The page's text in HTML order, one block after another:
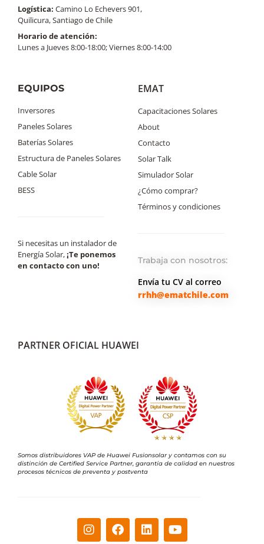
Logística: Camino Lo Echevers 901,
Quilicura, Santiago de Chile
Horario de atención:
Lunes a Jueves 8:00-18:00; Viernes 8:00-14:00
EQUIPOS
Inversores
Paneles Solares
Baterías Solares
Estructura de Paneles Solares
Cable Solar
BESS
Si necesitas un instalador de
Energía Solar,¡Te ponemos
en contacto con uno!
EMAT
Capacitaciones Solares
About
Contacto
Solar Talk
Simulador Solar
¿Cómo comprar?
Términos y condiciones
Trabaja con nosotros:
Envía tu CV al correo
rrhh@ematchile.com
PARTNER OFICIAL HUAWEI
Somos distribuidores VAP de Huawei Fusionsolar y contamos con su
distinción de Certified Service Partner, garantía de calidad en nuestros
procesos técnicos de preventa y postventa